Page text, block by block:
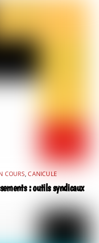
COURS,CANICULE
: outils syndicaux